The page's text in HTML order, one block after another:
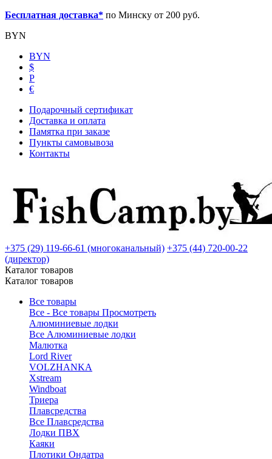
Бесплатная доставка* по Минску от 200 руб.
BYN
BYN
$
Р
€
Подарочный сертификат
Доставка и оплата
Памятка при заказе
Пункты самовывоза
Контакты
+375 (29) 119-66-61 (многоканальный) +375 (44) 720-00-22
(директор)
Каталог товаров
Каталог товаров
Все товары
Все - Все товары Просмотреть
Алюминиевые лодки
Все Алюминиевые лодки
Малютка
Lord River
VOLZHANKA
Xstream
Windboat
Триера
Плавсредства
Все Плавсредства
Лодки ПВХ
Каяки
Плотики Ондатра